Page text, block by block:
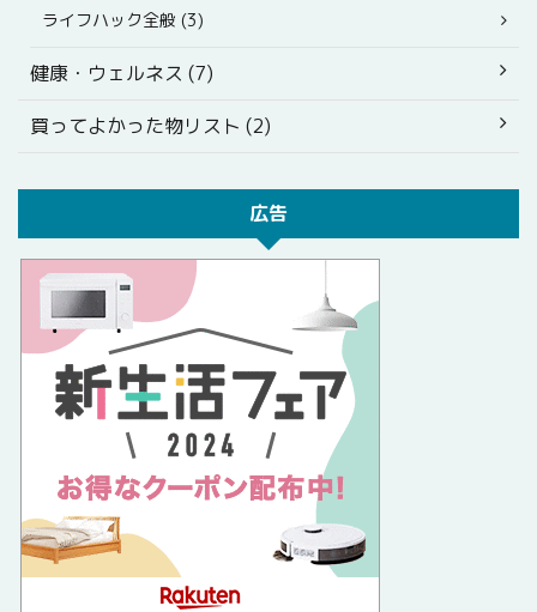
ライフハック全般 (3)
健康・ウェルネス (7)
買ってよかった物リスト (2)
広告